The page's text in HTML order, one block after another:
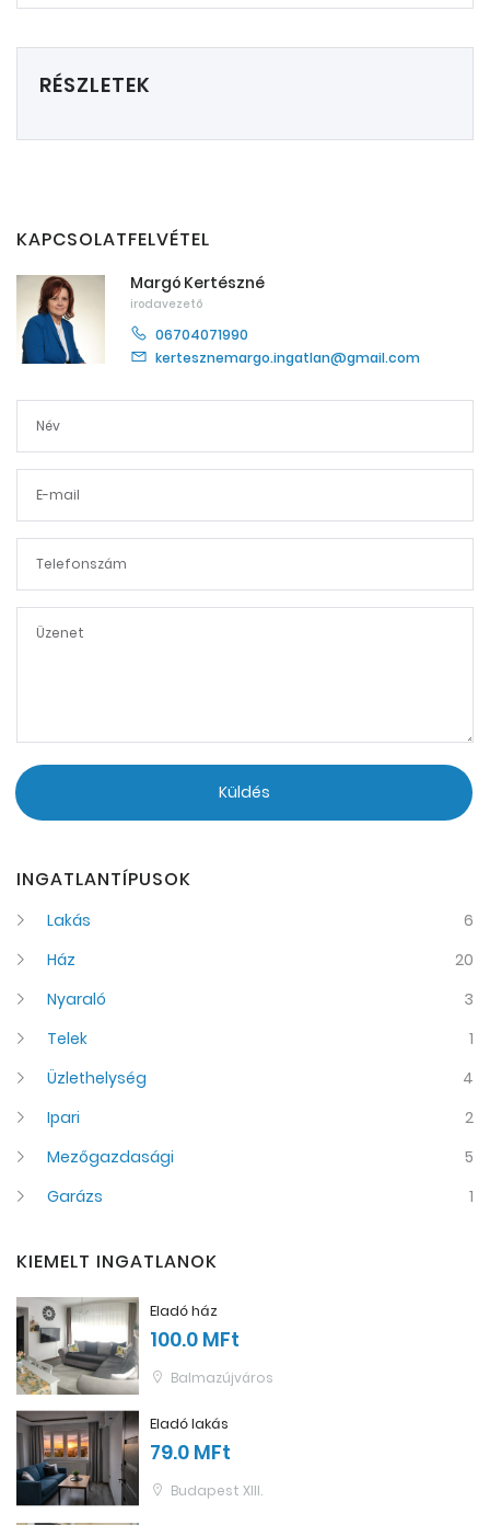
RÉSZLETEK
KAPCSOLATFELVÉTEL
Margó Kertészné
irodavezető
06704071990
kertesznemargo.ingatlan@gmail.com
Küldés
INGATLANTÍPUSOK
Lakás
6
Ház
20
Nyaraló
3
Telek
1
Üzlethelység
4
Ipari
2
Mezőgazdasági
5
Garázs
1
KIEMELT INGATLANOK
Eladó ház
100.0 MFt
Balmazújváros
Eladó lakás
79.0 MFt
Budapest XIII.